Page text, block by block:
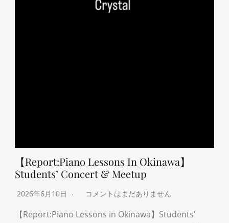
【Report:Piano Lessons In Okinawa】
Students’ Concert & Meetup
2026年6月10日 コメントはまだありません
【Report:Piano Lessons in Okinawa】Students’